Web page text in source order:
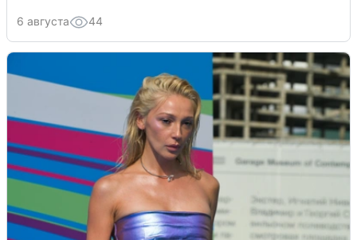
6 августа 44